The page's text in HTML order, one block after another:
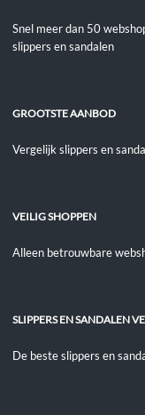
Snel meer dan 50
slippers en sandalen
GROOTSTE AANBOD
Vergelijk slippers en
VEILIG SHOPPEN
Alleen betrouwbare
SLIPPERS EN SANDALEN
De beste slippers en